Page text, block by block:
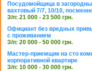
Посудомойщица в
вахтовый 7/7, 10/10,
З/п: 21 000 - 23 500 грн.
Официант без вредных
с проживанием
З/п: 20 000 - 50 000 грн.
Мастер-приемщик на сто
корпоративной квартире
З/п: 10 000 - 30 000 грн.